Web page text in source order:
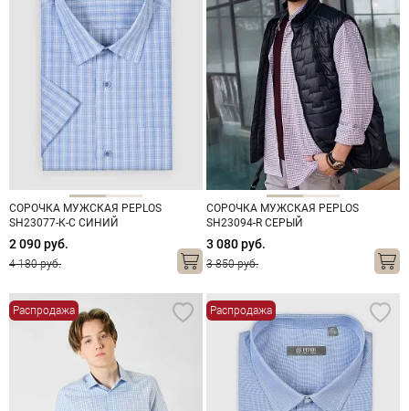
СОРОЧКА МУЖСКАЯ PEPLOS
SH23077-К-С СИНИЙ
2 090 руб.
4 180 руб.
СОРОЧКА МУЖСКАЯ PEPLOS
SH23094-R СЕРЫЙ
3 080 руб.
3 850 руб.
Распродажа Распродажа